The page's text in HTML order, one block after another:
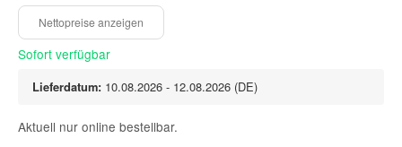
Sofort verfügbar
Lieferdatum: 10.08.2026 - 12.08.2026 (DE)
Aktuell nur online bestellbar.